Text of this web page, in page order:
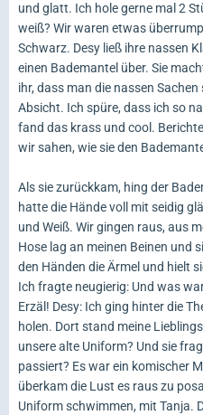
und glatt. Ich hole gerne mal 2
weiß? Wir waren etwas
Schwarz. Desy ließ ihre nassen
einen Bademantel über. Sie
ihr, dass man die nassen Sachen
Absicht. Ich spüre, dass ich so
fand das krass und cool.
wir sahen, wie sie den
Als sie zurückkam, hing der
hatte die Hände voll mit seidig
und Weiß. Wir gingen raus, aus
Hose lag an meinen Beinen und
den Händen die Ärmel und hielt
Ich fragte neugierig: Und was
Erzäl! Desy: Ich ging hinter die
holen. Dort stand meine
unsere alte Uniform? Und sie
passiert? Es war ein komischer
überkam die Lust es raus zu
Uniform schwimmen, mit Tanja.